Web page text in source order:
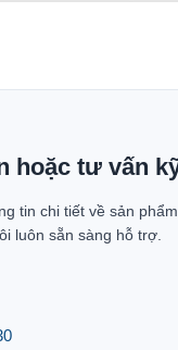
hoặc tư vấn
tin chi tiết về sản
luôn sẵn sàng hỗ trợ.